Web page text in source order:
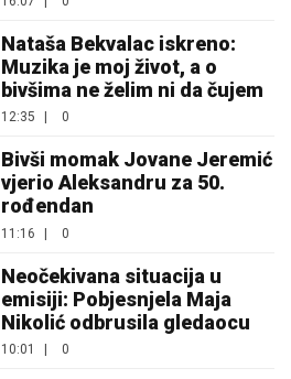
Nataša Bekvalac iskreno:
Muzika je moj život, a o
bivšima ne želim ni da čujem
12:35 0
Bivši momak Jovane Jeremić
vjerio Aleksandru za 50.
rođendan
11:16 | 0
Neočekivana situacija u
emisiji: Pobjesnjela Maja
Nikolić odbrusila gledaocu
10:01 0